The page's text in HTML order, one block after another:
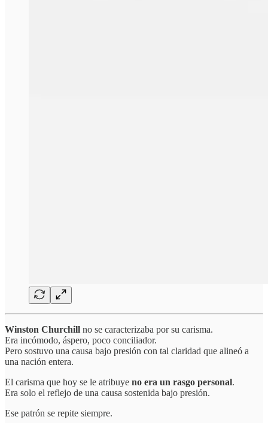
Winston Churchill no se caracterizaba por su carisma.
Era incómodo, áspero, poco conciliador.
Pero sostuvo una causa bajo presión con tal claridad que alineó a
una nación entera.
El carisma que hoy se le atribuye no era un rasgo personal.
Era solo el reflejo de una causa sostenida bajo presión.
Ese patrón se repite siempre.